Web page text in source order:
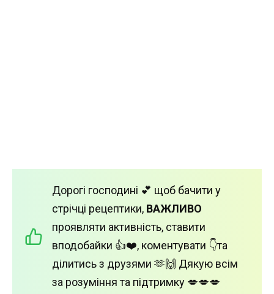
Дорогі господині 💕 щоб бачити у
стрічці рецептики, ВАЖЛИВО
проявляти активність, ставити
вподобайки 👍❤️, коментувати 👇та
ділитись з друзями 🫶🙌 Дякую всім
за розуміння та підтримку 💋💋💋